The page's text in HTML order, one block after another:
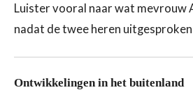
Luister vooral naar wat mevrouw
nadat de twee heren uitgesproken
Ontwikkelingen in het buitenland